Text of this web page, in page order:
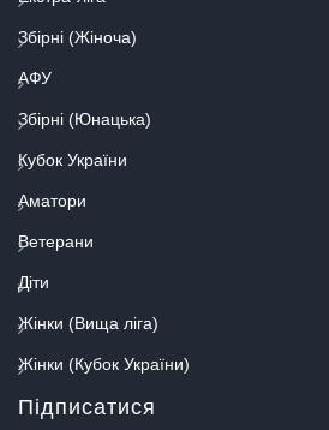
Збірні (Жіноча)
АФУ
Збірні (Юнацька)
Кубок України
Аматори
Ветерани
Діти
Жінки (Вища ліга)
Жінки (Кубок України)
Підписатися